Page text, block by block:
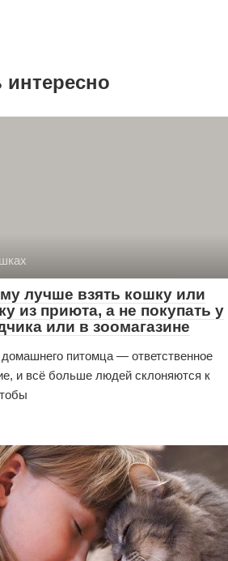
лучше взять кошку или
из приюта, а не покупать у
или в зоомагазине
питомца — ответственное
и всё больше людей склоняются к